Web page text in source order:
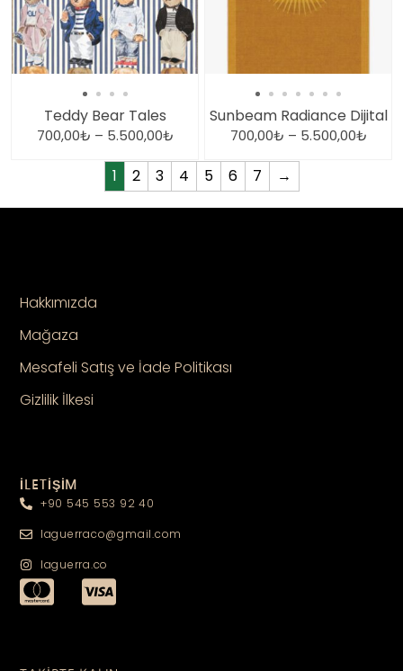
Teddy Bear Tales
700,00₺ – 5.500,00₺
Sunbeam Radiance Dijital
700,00₺ – 5.500,00₺
1 2 3 4 5 6 7 →
Hakkımızda
Mağaza
Mesafeli Satış ve İade Politikası
Gizlilik İlkesi
İLETİŞİM
+90 545 553 92 40
laguerraco@gmail.com
laguerra.co